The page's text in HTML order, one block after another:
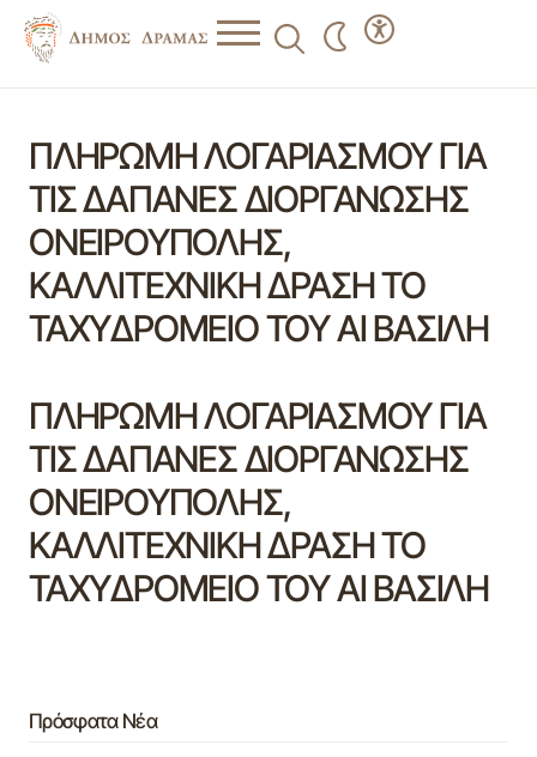
ΠΛΗΡΩΜΗ ΛΟΓΑΡΙΑΣΜΟΥ ΓΙΑ
ΤΙΣ ΔΑΠΑΝΕΣ ΔΙΟΡΓΑΝΩΣΗΣ
ΟΝΕΙΡΟΥΠΟΛΗΣ,
ΚΑΛΛΙΤΕΧΝΙΚΗ ΔΡΑΣΗ ΤΟ
ΤΑΧΥΔΡΟΜΕΙΟ ΤΟΥ ΑΙ ΒΑΣΙΛΗ
ΠΛΗΡΩΜΗ ΛΟΓΑΡΙΑΣΜΟΥ ΓΙΑ
ΤΙΣ ΔΑΠΑΝΕΣ ΔΙΟΡΓΑΝΩΣΗΣ
ΟΝΕΙΡΟΥΠΟΛΗΣ,
ΚΑΛΛΙΤΕΧΝΙΚΗ ΔΡΑΣΗ ΤΟ
ΤΑΧΥΔΡΟΜΕΙΟ ΤΟΥ ΑΙ ΒΑΣΙΛΗ
Πρόσφατα Νέα